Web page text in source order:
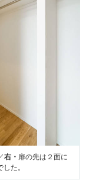
右・ 扉の先は２面に
た。